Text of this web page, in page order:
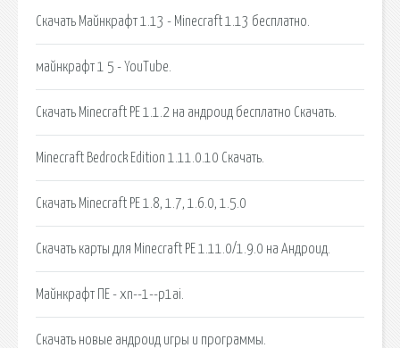
Скачать Майнкрафт 1.13 - Minecraft 1.13 бесплатно.
майнкрафт 1 5 - YouTube.
Скачать Minecraft PE 1.1.2 на андроид бесплатно Скачать.
Minecraft Bedrock Edition 1.11.0.10 Скачать.
Скачать Minecraft PE 1.8, 1.7, 1.6.0, 1.5.0
Скачать карты для Minecraft PE 1.11.0/1.9.0 на Андроид.
Майнкрафт ПЕ - xn--1--p1ai.
Скачать новые андроид игры и программы.